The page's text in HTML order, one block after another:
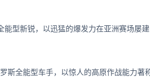
能型新锐，以迅猛的爆发力在亚洲赛场屡
斯全能型车手，以惊人的高原作战能力